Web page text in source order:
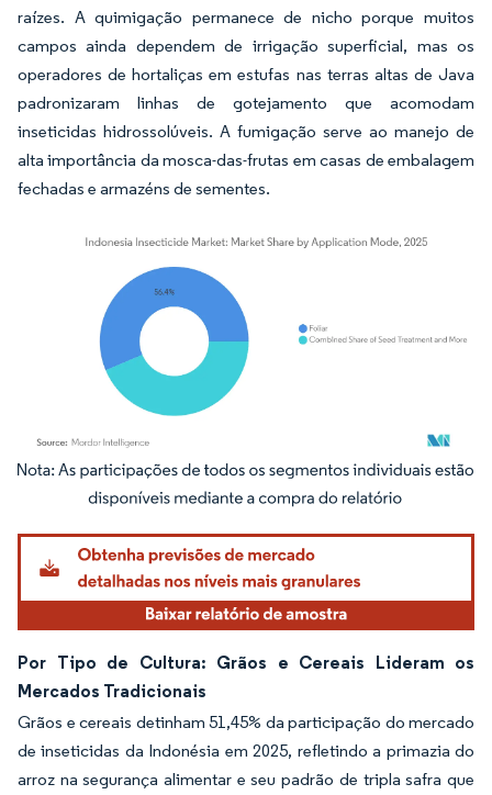
raízes. A quimigação permanece de nicho porque muitos
campos ainda dependem de irrigação superficial, mas os
operadores de hortaliças em estufas nas terras altas de Java
padronizaram linhas de gotejamento que acomodam
inseticidas hidrossolúveis. A fumigação serve ao manejo de
alta importância da mosca-das-frutas em casas de embalagem
fechadas e armazéns de sementes.
Imagem © Mordor Intelligence. O reuso requer atribuição conforme CC BY 4.0.
Por Tipo de Cultura: Grãos e Cereais Lideram os
Mercados Tradicionais
Grãos e cereais detinham 51,45% da participação do mercado
de inseticidas da Indonésia em 2025, refletindo a primazia do
arroz na segurança alimentar e seu padrão de tripla safra que